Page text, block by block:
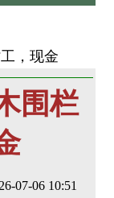
，现金
围栏
07-06 10:51